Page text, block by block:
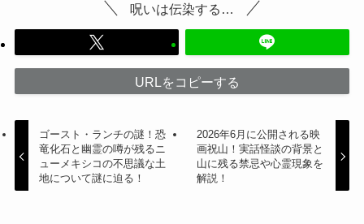
呪いは伝染する…
URLをコピーする
ゴースト・ランチの謎！恐
竜化石と幽霊の噂が残るニ
ューメキシコの不思議な土
地について謎に迫る！
2026年6月に公開される映
画祝山！実話怪談の背景と
山に残る禁忌や心霊現象を
解説！